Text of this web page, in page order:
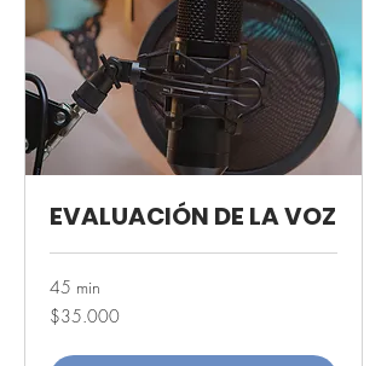
EVALUACIÓN DE LA VOZ
45 min
35.000
pesos
$35.000